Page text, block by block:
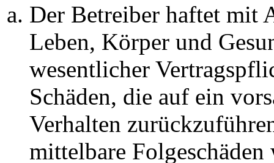
Der Betreiber haftet mit
Leben, Körper und
wesentlicher
Schäden, die auf ein
Verhalten
mittelbare Folgeschäden